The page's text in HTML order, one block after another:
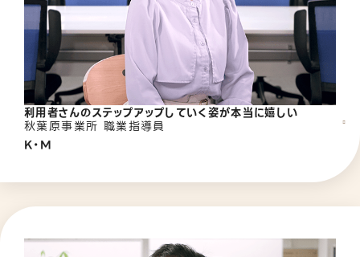
利用者さんのステップアップしていく姿が本当に嬉しい
秋葉原事業所 職業指導員
K・M